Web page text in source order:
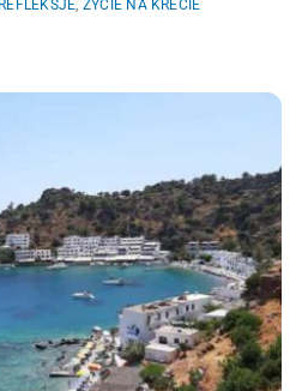
, ŻYCIE NA KRECIE